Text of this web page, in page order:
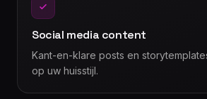
Social media content
Kant-en-klare posts en
op uw huisstijl.